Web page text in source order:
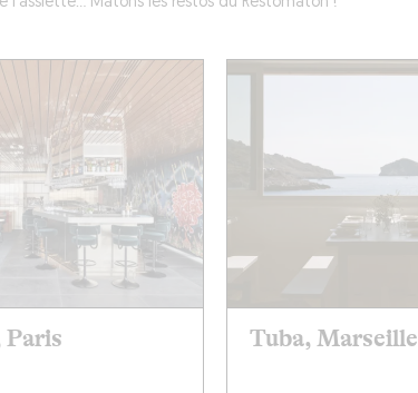
Tuba, Marseille